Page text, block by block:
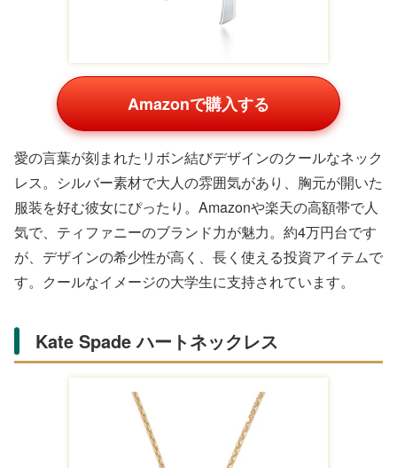
のレビューで「キラキラしてテンション上がる」と好評で
す。特別な日にぴったりの華やかさがあります。
NOJESS クラウンシリーズ ネックレス
レトロでアンティーク風のクラウンモチーフが可愛いゴー
ルドネックレス。今季トレンドの雰囲気を纏い、イマドキ
女子大生に最適です。Amazonや楽天で手に入りやすく、
落ち着いた印象の彼女にマッチ。華奢なデザインで胸元を
さりげなく飾り、ゴールド系アクセが好きな人に喜ばれま
す。レビューでは「上品でかぶりにくい」との声が目立ち
ます。
アガット 天然石ネックレス 誕生石入り
カラフルな天然石を使った繊細なデザインが特徴。誕生石
を入れてパーソナルギフトにすれば、感動度アップです。
Amazonや楽天で人気の国内ブランドで、価格は1万円台